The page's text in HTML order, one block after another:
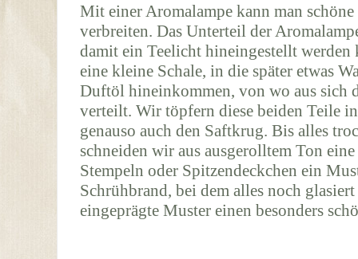
Mit einer Aromalampe kann man
verbreiten. Das Unterteil der
damit ein Teelicht hineingestellt werden
eine kleine Schale, in die später etwas
Duftöl hineinkommen, von wo aus sich
verteilt. Wir töpfern diese beiden Teile
genauso auch den Saftkrug. Bis alles
schneiden wir aus ausgerolltem Ton
Stempeln oder Spitzendeckchen ein
Schrühbrand, bei dem alles noch
eingeprägte Muster einen besonders